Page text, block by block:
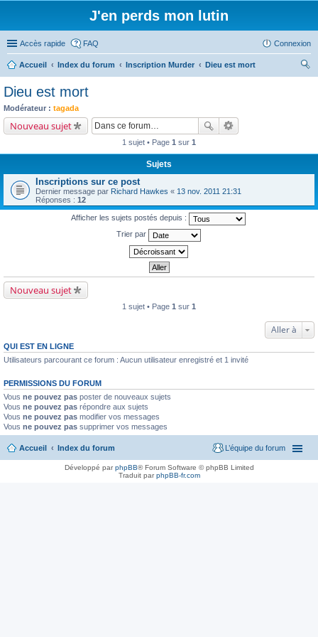
J'en perds mon lutin
Accès rapide FAQ Connexion
Accueil Index du forum Inscription Murder
Dieu est mort
Dieu est mort
Modérateur : tagada
Nouveau sujet
1 sujet • Page 1 sur 1
Sujets
Inscriptions sur ce post
Dernier message par Richard Hawkes « 13 nov. 2011 21:31
Réponses : 12
Afficher les sujets postés depuis :
Trier par
Nouveau sujet
1 sujet • Page 1 sur 1
Aller à
QUI EST EN LIGNE
Utilisateurs parcourant ce forum : Aucun utilisateur enregistré et 1 invité
PERMISSIONS DU FORUM
Vous ne pouvez pas poster de nouveaux sujets
Vous ne pouvez pas répondre aux sujets
Vous ne pouvez pas modifier vos messages
Vous ne pouvez pas supprimer vos messages
Accueil Index du forum L’équipe du forum
Développé parphpBB® Forum Software © phpBB Limited
Traduit parphpBB-fr.com